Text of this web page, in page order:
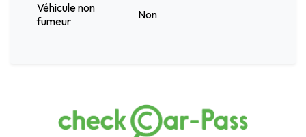
Véhicule non
fumeur
Non